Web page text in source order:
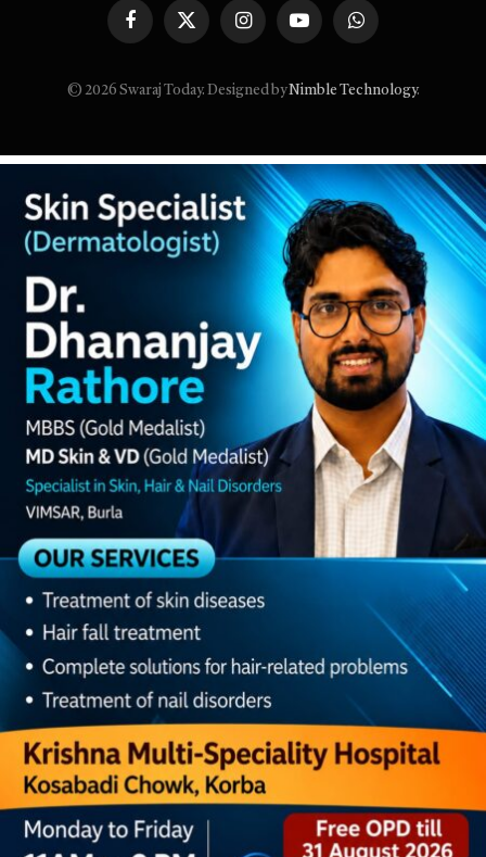
FacebookX
InstagramYouTubeWhatsApp
© 2026 Swaraj Today. Designed byNimble Technology.